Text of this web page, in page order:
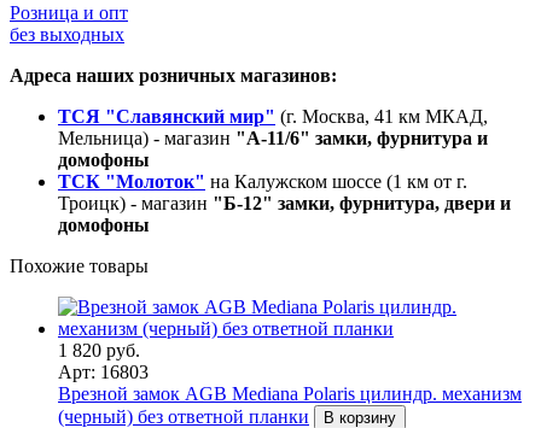
Розница и опт
без выходных
Адреса наших розничных магазинов:
ТСЯ "Славянский мир" (г. Москва, 41 км МКАД,
Мельница) - магазин "А-11/6" замки, фурнитура и
домофоны
ТСК "Молоток" на Калужском шоссе (1 км от г.
Троицк) - магазин "Б-12" замки, фурнитура, двери и
домофоны
Похожие товары
1 820 руб.
Арт: 16803
Врезной замок AGB Mediana Polaris цилиндр. механизм
(черный) без ответной планки
В корзину